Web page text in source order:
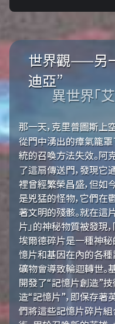
世界觀——另
迪亞”
異世界「
那一天，克里普圖斯上
從門中湧出的瘴氣籠
統的召喚方法失效。阿
了這扇傳送門，發現它
裡曾經繁榮昌盛，但如
是兇猛的怪物，它們在
著文明的殘骸。就在這
片」的神秘物質被發現
埃爾德碎片是一種神
憶片和基因在內的各種
礦物會導致輪迴轉世。
開發了“記憶片創造”
造“記憶片”，即保存著
們將這些記憶片碎片組